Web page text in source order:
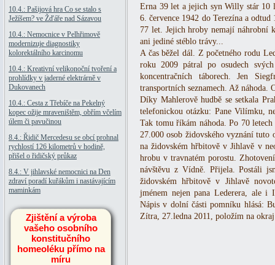
10.4.: Pašijová hra Co se stalo s
Ježíšem? ve Žďáře nad Sázavou
10.4.: Nemocnice v Pelhřimově
modernizuje diagnostiky
kolorektálního karcinomu
10.4.: Kreativní velikonoční tvoření a
prohlídky v jaderné elektrárně v
Dukovanech
10.4.: Cesta z Třebíče na Pekelný
kopec ožije mraveništěm, obřím včelím
úlem či pavučinou
8.4.: Řidič Mercedesu se obcí prohnal
rychlostí 126 kilometrů v hodině,
přišel o řidičský průkaz
8.4.: V jihlavské nemocnici na Den
zdraví poradí kuřákům i nastávajícím
maminkám
Zjištění a výroba
vašeho osobního
konstitučního
homeoléku přímo na
míru
Erna 39 let a jejich syn Willy stár 10
6. července 1942 do Terezína a
77 let. Jejich hroby nemají náhrobní
ani jediné stéblo trávy...
A čas běžel dál. Z početného rodu
roku 2009 pátral po osudech
koncentračních táborech. Jen
transportních seznamech. Až náhoda.
Díky Mahlerově hudbě se setkala
telefonickou otázku: Pane Vilímku,
Tak tomu říkám náhoda. Po 70
27.000 osob židovského vyznání
na židovském hřbitově v Jihlavě v
hrobu v travnatém porostu.
návštěvu z Vídně. Přijela. Postáli
židovském hřbitově v Jihlavě
jménem nejen pana Lederera, ale
Nápis v dolní části pomníku hlásá:
Zítra, 27.ledna 2011, položím na